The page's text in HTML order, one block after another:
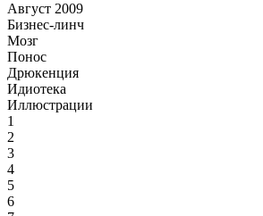
Август 2009
Бизнес-линч
Мозг
Понос
Дрюкенция
Идиотека
Иллюстрации
1
2
3
4
5
6